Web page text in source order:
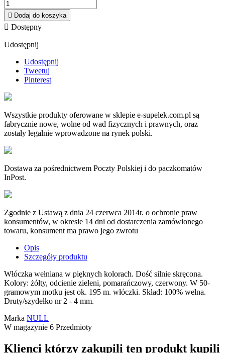
 Dodaj do koszyka
 Dostępny
Udostępnij
Udostępnij
Tweetuj
Pinterest
Wszystkie produkty oferowane w sklepie e-supelek.com.pl są
fabrycznie nowe, wolne od wad fizycznych i prawnych, oraz
zostały legalnie wprowadzone na rynek polski.
Dostawa za pośrednictwem Poczty Polskiej i do paczkomatów
InPost.
Zgodnie z Ustawą z dnia 24 czerwca 2014r. o ochronie praw
konsumentów, w okresie 14 dni od dostarczenia zamówionego
towaru, konsument ma prawo jego zwrotu
Opis
Szczegóły produktu
Włóczka wełniana w pięknych kolorach. Dość silnie skręcona.
Kolory: żółty, odcienie zieleni, pomarańczowy, czerwony. W 50-
gramowym motku jest ok. 195 m. włóczki. Skład: 100% wełna.
Druty/szydełko nr 2 - 4 mm.
Marka NULL
W magazynie 6 Przedmioty
Klienci którzy zakupili ten produkt kupili